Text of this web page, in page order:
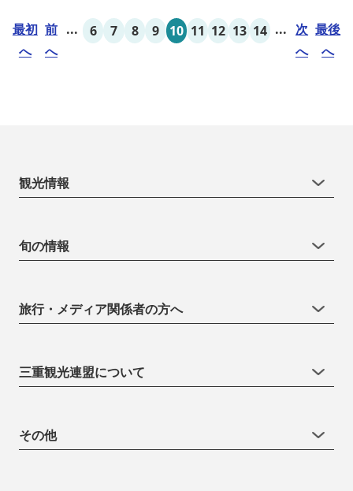
最初
へ
前
へ
... 6 7 8 9 10 11 12 13 14 ... 次
へ
最後
へ
観光情報
旬の情報
旅行・メディア関係者の方へ
三重観光連盟について
その他